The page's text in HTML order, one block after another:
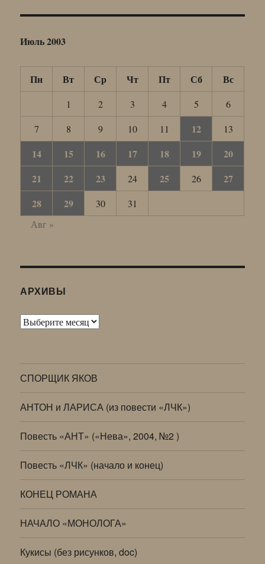
Июль 2003
Пн Вт Ср Чт Пт Сб Вс
1 2 3 4 5
6
7
8 9 10 11 12 13
14 15 16 17 18 19
20
21
22 23 24 25 26
27
28
29 30
31
Авг »
АРХИВЫ
Архивы
СПОРЩИК ЯКОВ
АНТОН и ЛАРИСА (из повести «ЛЧК»)
Повесть «АНТ» («Нева», 2004, №2 )
Повесть «ЛЧК» (начало и конец)
КОНЕЦ РОМАНА
НАЧАЛО «МОНОЛОГА»
Кукисы (без рисунков, doc)